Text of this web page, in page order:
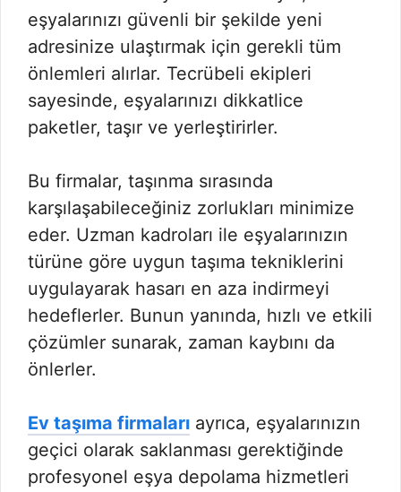
eşyalarınızı güvenli bir şekilde yeni
adresinize ulaştırmak için gerekli tüm
önlemleri alırlar. Tecrübeli ekipleri
sayesinde, eşyalarınızı dikkatlice
paketler, taşır ve yerleştirirler.
Bu firmalar, taşınma sırasında
karşılaşabileceğiniz zorlukları minimize
eder. Uzman kadroları ile eşyalarınızın
türüne göre uygun taşıma tekniklerini
uygulayarak hasarı en aza indirmeyi
hedeflerler. Bunun yanında, hızlı ve etkili
çözümler sunarak, zaman kaybını da
önlerler.
Ev taşıma firmaları ayrıca, eşyalarınızın
geçici olarak saklanması gerektiğinde
profesyonel eşya depolama hizmetleri